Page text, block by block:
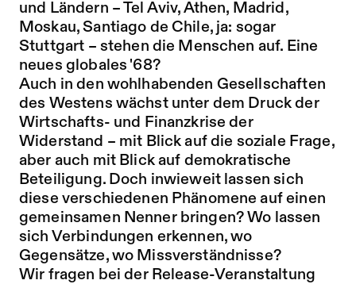
und Ländern – Tel Aviv, Athen, Madrid,
Moskau, Santiago de Chile, ja: sogar
Stuttgart – stehen die Menschen auf. Eine
neues globales '68?
Auch in den wohlhabenden Gesellschaften
des Westens wächst unter dem Druck der
Wirtschafts- und Finanzkrise der
Widerstand – mit Blick auf die soziale Frage,
aber auch mit Blick auf demokratische
Beteiligung. Doch inwieweit lassen sich
diese verschiedenen Phänomene auf einen
gemeinsamen Nenner bringen? Wo lassen
sich Verbindungen erkennen, wo
Gegensätze, wo Missverständnisse?
Wir fragen bei der Release-Veranstaltung